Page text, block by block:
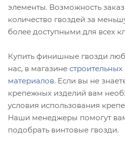
элементы. Возможность
количество гвоздей за
более доступными для всех
Купить финишные гвозди
нас, в магазине
материалов. Если вы не
крепежных изделий вам
условия использования
Наши менеджеры помогут
подобрать винтовые гвозди.